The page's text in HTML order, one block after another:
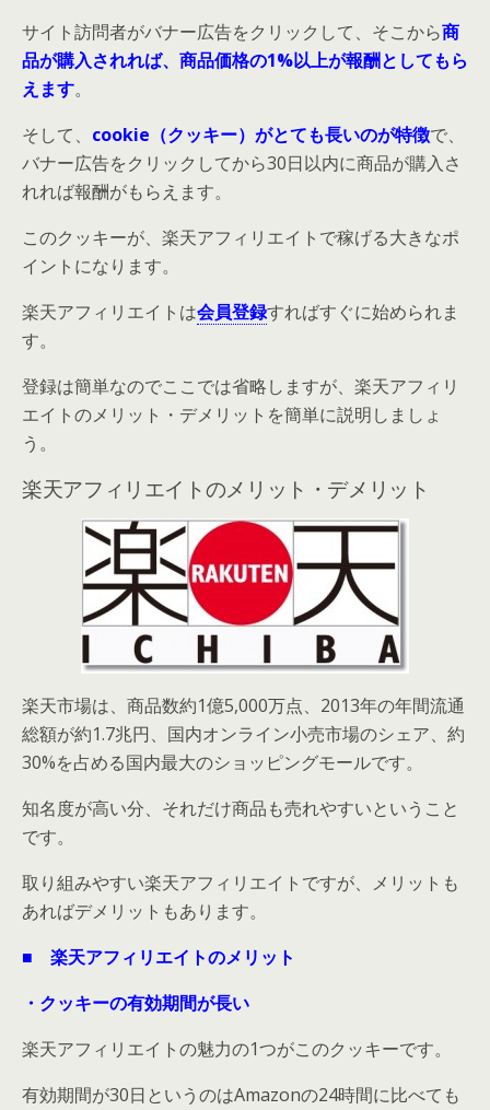
サイト訪問者がバナー広告をクリックして、そこから商
品が購入されれば、商品価格の1%以上が報酬としてもら
えます。
そして、 cookie（クッキー）がとても長いのが特徴で、
バナー広告をクリックしてから30日以内に商品が購入さ
れれば報酬がもらえます。
このクッキーが、楽天アフィリエイトで稼げる大きなポ
イントになります。
楽天アフィリエイトは会員登録すればすぐに始められま
す。
登録は簡単なのでここでは省略しますが、楽天アフィリ
エイトのメリット・デメリットを簡単に説明しましょ
う。
楽天アフィリエイトのメリット・デメリット
楽天市場は、商品数約1億5,000万点、2013年の年間流通
総額が約1.7兆円、国内オンライン小売市場のシェア、約
30%を占める国内最大のショッピングモールです。
知名度が高い分、それだけ商品も売れやすいということ
です。
取り組みやすい楽天アフィリエイトですが、メリットも
あればデメリットもあります。
■ 楽天アフィリエイトのメリット
・クッキーの有効期間が長い
楽天アフィリエイトの魅力の1つがこのクッキーです。
有効期間が30日というのはAmazonの24時間に比べても